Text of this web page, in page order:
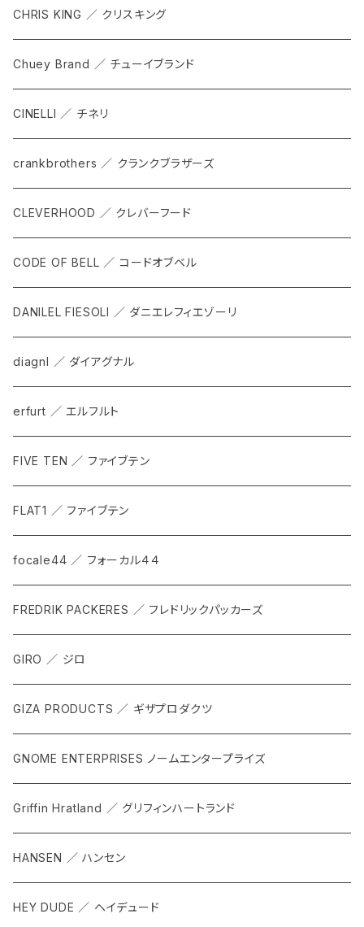
GRIP SLING
SHADOW
KOMPAK
TKS
SACOCHE
ACCESSORY
メンテナンス
ALL
TOPS
BOTTOMS
ACCESORRIES
RIDE ACCESORRIES
CHRIS KING ／ クリスキング
Chuey Brand ／ チューイブランド
CINELLI ／ チネリ
crankbrothers ／ クランクブラザーズ
CLEVERHOOD ／ クレバーフード
CODE OF BELL ／ コードオブベル
DANILEL FIESOLI ／ ダニエレフィエゾーリ
diagnl ／ ダイアグナル
erfurt ／ エルフルト
FIVE TEN ／ ファイブテン
FLAT1 ／ ファイブテン
focale44 ／ フォーカル４４
FREDRIK PACKERES ／ フレドリックパッカーズ
GIRO ／ ジロ
GIZA PRODUCTS ／ ギザプロダクツ
GNOME ENTERPRISES ノームエンタープライズ
Griffin Hratland ／ グリフィンハートランド
HANSEN ／ ハンセン
HEY DUDE ／ ヘイデュード